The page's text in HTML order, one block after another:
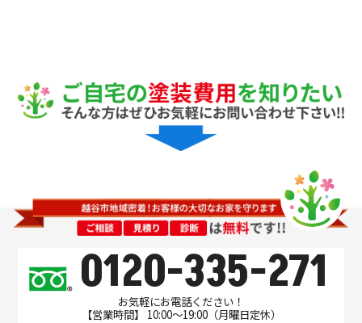
0120-335-271
お気軽にお電話ください！
【営業時間】 10:00～19:00（月曜日定休）